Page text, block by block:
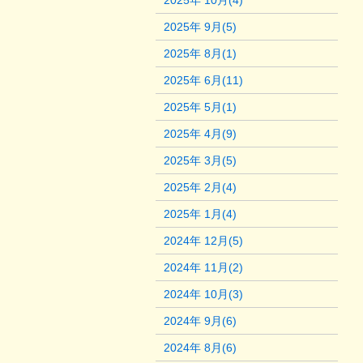
2025年 9月(5)
2025年 8月(1)
2025年 6月(11)
2025年 5月(1)
2025年 4月(9)
2025年 3月(5)
2025年 2月(4)
2025年 1月(4)
2024年 12月(5)
2024年 11月(2)
2024年 10月(3)
2024年 9月(6)
2024年 8月(6)